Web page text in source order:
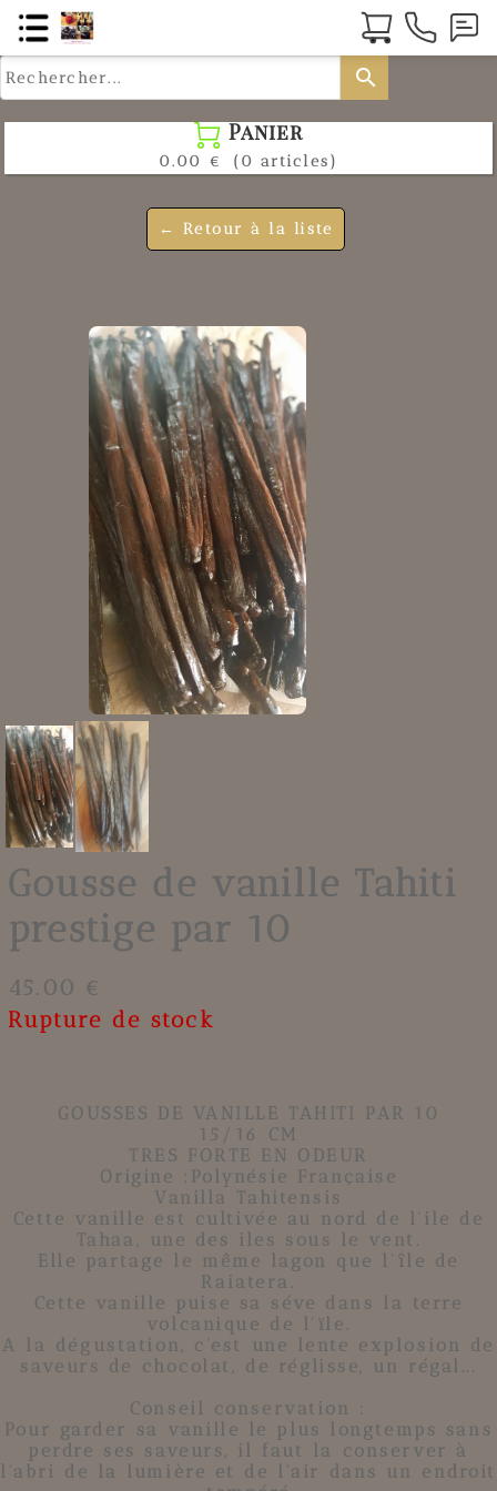
search
 Panier
0.00 € (0 articles)
← Retour à la liste
Gousse de vanille Tahiti
prestige par 10
45.00 €
Rupture de stock
GOUSSES DE VANILLE TAHITI
PAR 10
15/16 CM
TRES FORTE EN ODEUR
Origine :Polynésie Française
Vanilla Tahitensis
Cette
vanille est cultivée au nord de l'ile de
Tahaa, une des iles sous le vent.
Elle partage le même lagon que l'île de
Raiatera.
Cette
vanille
puise sa séve dans la terre
volcanique de l'ïle.
A la dégustation, c'est une lente explosion de
saveurs de chocolat, de réglisse, un régal...
Conseil conservation :
Pour garder sa vanille le plus longtemps sans
perdre ses saveurs, il faut la conserver à
l'abri de la lumière et de l'air dans un endroit